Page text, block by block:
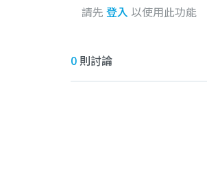
請先 登入 以使用此功能
0 則討論